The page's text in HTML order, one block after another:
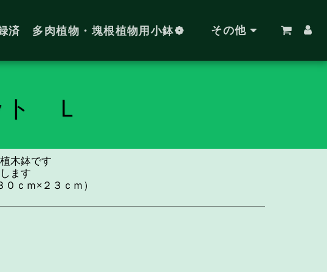
済 多肉植物・塊根植物用小鉢❁ その他
ト Ｌ
木鉢です
ます
ｃｍ×２３ｃｍ）